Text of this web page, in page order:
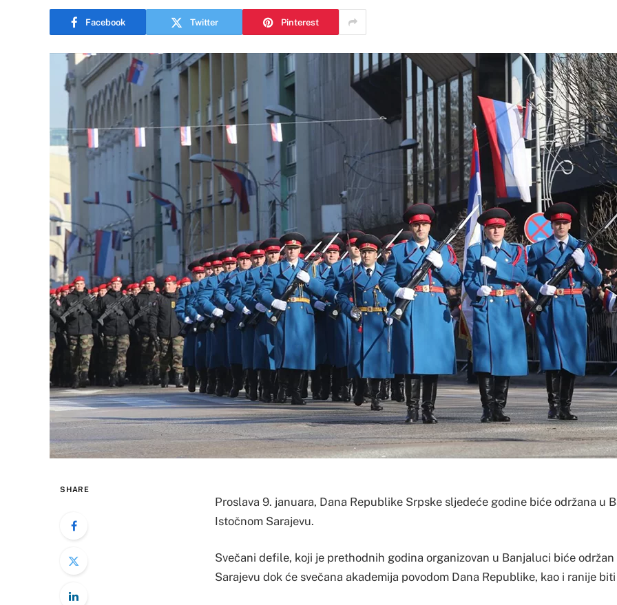
Facebook Twitter Pinterest
SHARE
Proslava 9. januara, Dana Republike Srpske sljedeće godine biće održana u
Istočnom Sarajevu.
Svečani defile, koji je prethodnih godina organizovan u Banjaluci biće
Sarajevu dok će svečana akademija povodom Dana Republike, kao i ranije